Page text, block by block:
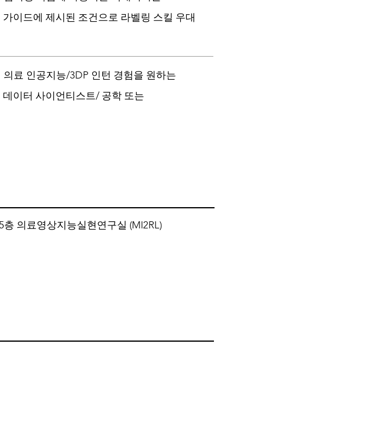
가이드에 제시된 조건으로 라벨링 스킬 우대
의료 인공지능/3DP 인턴 경험을 원하는
데이터 사이언티스트/ 공학 또는
의료영상지능실현연구실 (MI2RL)